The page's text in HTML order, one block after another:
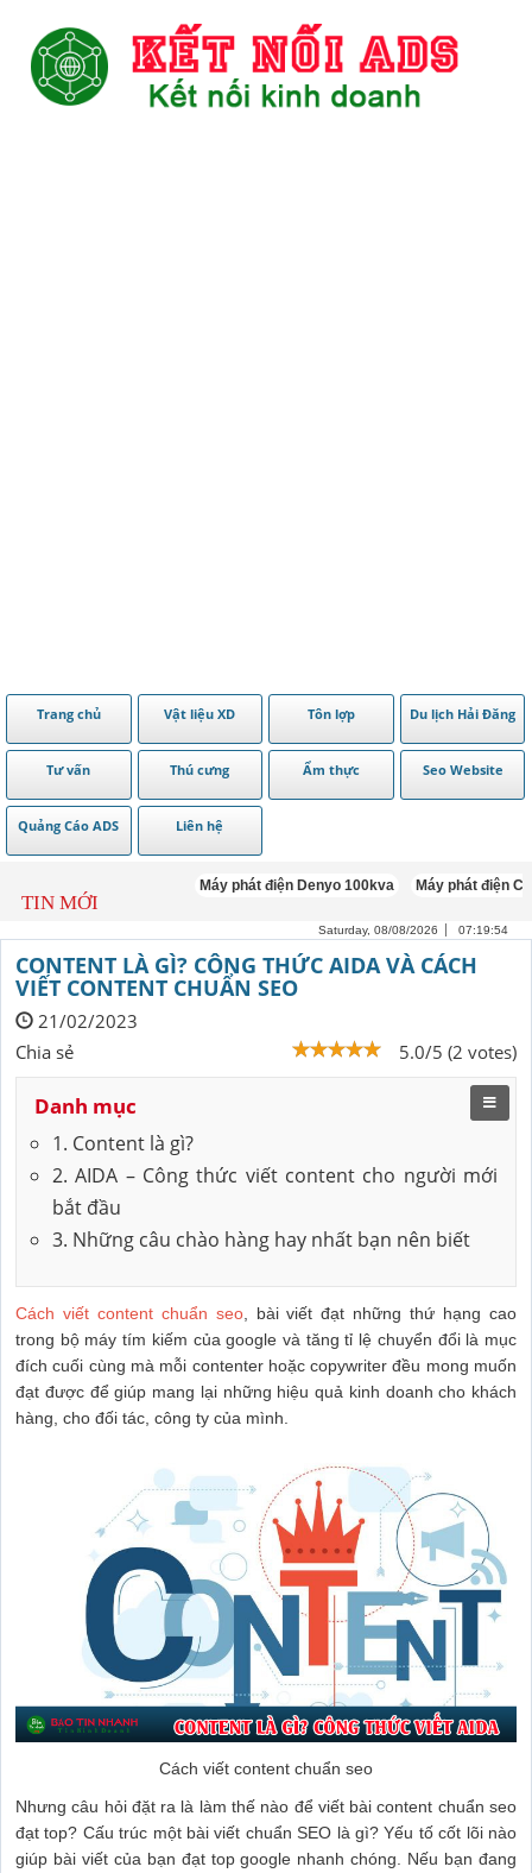
Trang chủ Vật liệu XD Tôn lợp Du lịch Hải Đăng
Tư vấn Thú cưng Ẩm thực Seo Website
Quảng Cáo ADS Liên hệ
TIN MỚI
Máy phát điện Denyo 100kva Máy phát điện
Saturday, 08/08/2026 07:19:55
CONTENT LÀ GÌ? CÔNG THỨC AIDA VÀ CÁCH
VIẾT CONTENT CHUẨN SEO
21/02/2023
5.0/5 (2 votes)
Chia sẻ
Danh mục
1. Content là gì?
2. AIDA – Công thức viết content cho người mới
bắt đầu
3. Những câu chào hàng hay nhất bạn nên biết
Cách viết content chuẩn seo, bài viết đạt những thứ hạng cao
trong bộ máy tím kiếm của google và tăng tỉ lệ chuyển đổi là mục
đích cuối cùng mà mỗi contenter hoặc copywriter đều mong muốn
đạt được để giúp mang lại những hiệu quả kinh doanh cho khách
hàng, cho đối tác, công ty của mình.
Cách viết content chuẩn seo
Nhưng câu hỏi đặt ra là làm thế nào để viết bài content chuẩn seo
đạt top? Cấu trúc một bài viết chuẩn SEO là gì? Yếu tố cốt lõi nào
giúp bài viết của bạn đạt top google nhanh chóng. Nếu bạn đang